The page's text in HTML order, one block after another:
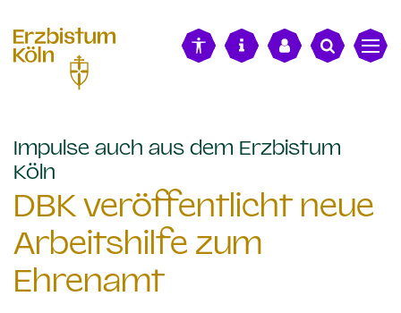
Impulse auch aus dem Erzbistum
Köln
DBK veröffentlicht neue
Arbeitshilfe zum
Ehrenamt